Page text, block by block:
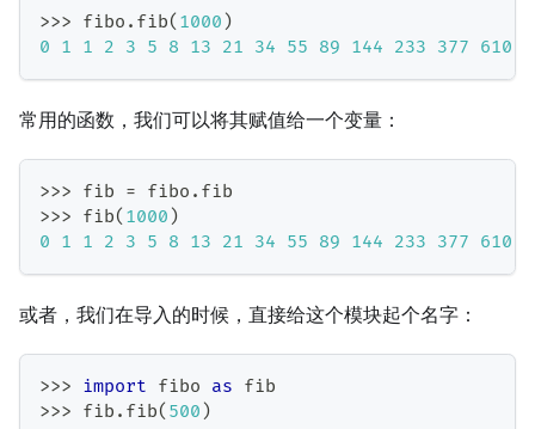
>>> fibo . fib( 1000 )
0 1 1 2 3 5 8 13 21 34 55 89 144 233 377 610
常用的函数，我们可以将其赋值给一个变量：
>>> fib = fibo . fib
>>> fib( 1000 )
0 1 1 2 3 5 8 13 21 34 55 89 144 233 377 610
或者，我们在导入的时候，直接给这个模块起个名字：
>>> import fibo as fib
>>> fib . fib( 500 )